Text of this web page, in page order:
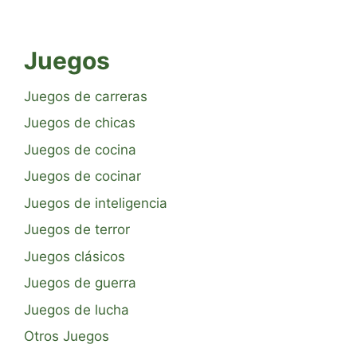
Juegos
Juegos de carreras
Juegos de chicas
Juegos de cocina
Juegos de cocinar
Juegos de inteligencia
Juegos de terror
Juegos clásicos
Juegos de guerra
Juegos de lucha
Otros Juegos